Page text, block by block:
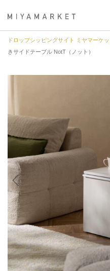
ドロップシッピングサイト ミヤマーケッ
きサイドテーブル NotT（ノット）